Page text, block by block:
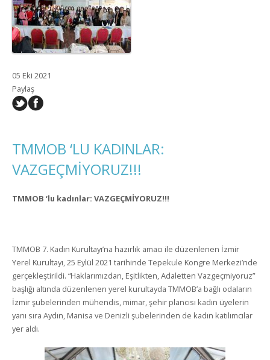
05 Eki 2021
Paylaş
TMMOB ‘LU KADINLAR:
VAZGEÇMİYORUZ!!!
TMMOB ‘lu kadınlar: VAZGEÇMİYORUZ!!!
TMMOB 7. Kadın Kurultayı’na hazırlık amacı ile düzenlenen İzmir
Yerel Kurultayı, 25 Eylül 2021 tarihinde Tepekule Kongre Merkezi’nde
gerçekleştirildi. “Haklarımızdan, Eşitlikten, Adaletten Vazgeçmiyoruz”
başlığı altında düzenlenen yerel kurultayda TMMOB’a bağlı odaların
İzmir şubelerinden mühendis, mimar, şehir plancısı kadın üyelerin
yanı sıra Aydın, Manisa ve Denizli şubelerinden de kadın katılımcılar
yer aldı.